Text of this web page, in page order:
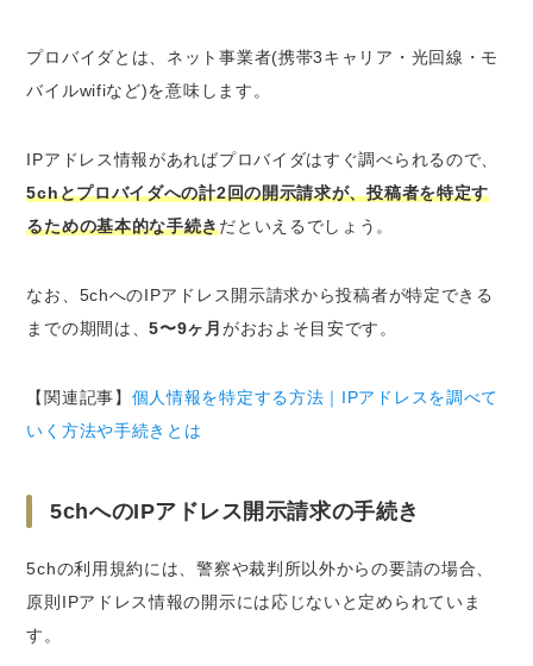
プロバイダとは、ネット事業者(携帯3キャリア・光回線・モ
バイルwifiなど)を意味します。
IPアドレス情報があればプロバイダはすぐ調べられるので、
5chとプロバイダへの計2回の開示請求が、投稿者を特定す
るための基本的な手続きだといえるでしょう。
なお、5chへのIPアドレス開示請求から投稿者が特定できる
までの期間は、5〜9ヶ月 がおおよそ目安です。
【関連記事】 個人情報を特定する方法｜IPアドレスを調べて
いく方法や手続きとは
5chへのIPアドレス開示請求の手続き
5chの利用規約には、警察や裁判所以外からの要請の場合、
原則IPアドレス情報の開示には応じないと定められていま
す。